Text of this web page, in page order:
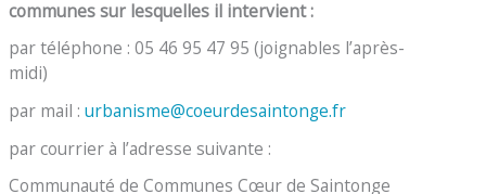
communes sur lesquelles il intervient :
par téléphone : 05 46 95 47 95 (joignables l’après-
midi)
par mail :urbanisme@coeurdesaintonge.fr
par courrier à l’adresse suivante :
Communauté de Communes Cœur de Saintonge